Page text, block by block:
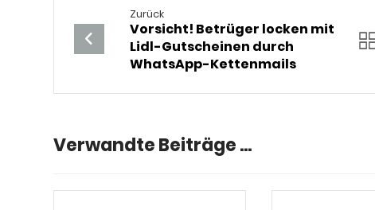
Zurück
Vorsicht! Betrüger locken mit
Lidl-Gutscheinen durch
WhatsApp-Kettenmails
Verwandte Beiträge ...